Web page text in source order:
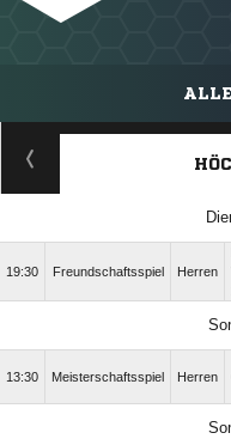
19:30 Freundschaftsspiel Herren
13:30 Meisterschaftsspiel Herren